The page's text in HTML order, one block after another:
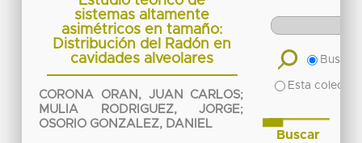
sistemas altamente
asimétricos en tamaño:
Distribución del Radón en
cavidades alveolares
CORONA ORAN, JUAN CARLOS;
MULIA RODRIGUEZ, JORGE;
OSORIO GONZALEZ, DANIEL
Buscar
Esta
Buscar